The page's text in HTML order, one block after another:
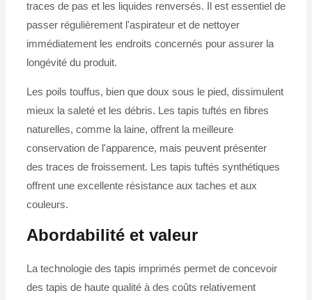
traces de pas et les liquides renversés. Il est essentiel de
passer régulièrement l'aspirateur et de nettoyer
immédiatement les endroits concernés pour assurer la
longévité du produit.
Les poils touffus, bien que doux sous le pied, dissimulent
mieux la saleté et les débris. Les tapis tuftés en fibres
naturelles, comme la laine, offrent la meilleure
conservation de l'apparence, mais peuvent présenter
des traces de froissement. Les tapis tuftés synthétiques
offrent une excellente résistance aux taches et aux
couleurs.
Abordabilité et valeur
La technologie des tapis imprimés permet de concevoir
des tapis de haute qualité à des coûts relativement